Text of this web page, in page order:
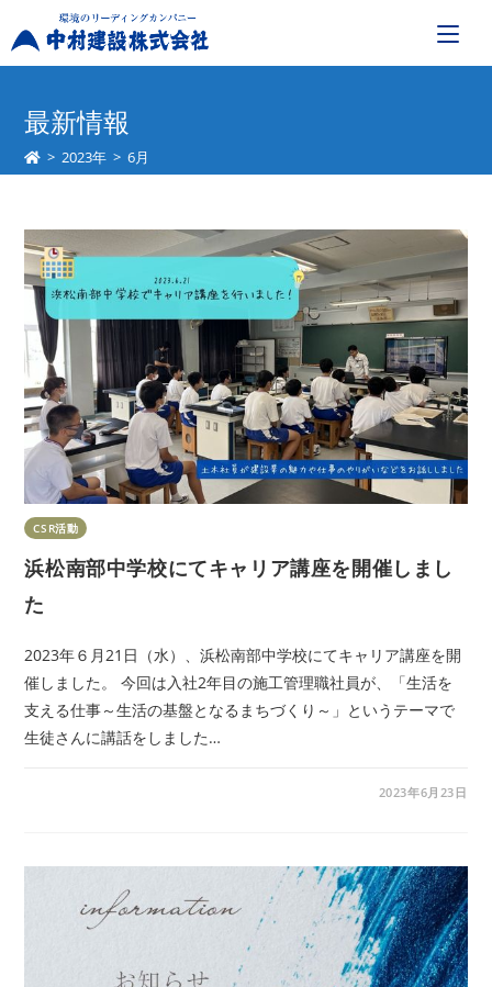
最新情報
> 2023年 > 6月
CSR活動
浜松南部中学校にてキャリア講座を開催しまし
た
2023年６月21日（水）、浜松南部中学校にてキャリア講座を開
催しました。 今回は入社2年目の施工管理職社員が、「生活を
支える仕事～生活の基盤となるまちづくり～」というテーマで
生徒さんに講話をしました…
2023年6月23日